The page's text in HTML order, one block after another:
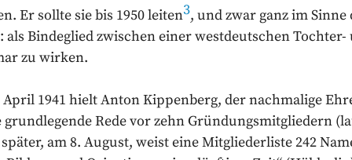
Er sollte sie bis 1950 leiten3, und zwar ganz im
Bindeglied zwischen einer westdeutschen
zu wirken.
1941 hielt Anton Kippenberg, der nachmalige
grundlegende Rede vor zehn Gründungsmitgliedern
am 8. August, weist eine Mitgliederliste 242